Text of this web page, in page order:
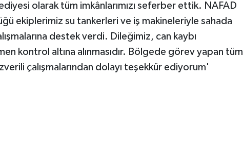
olarak tüm imkânlarımızı seferber ettik. NAFAD
ekiplerimiz su tankerleri ve iş makineleriyle sahada
destek verdi. Dileğimiz, can kaybı
kontrol altına alınmasıdır. Bölgede görev yapan tüm
çalışmalarından dolayı teşekkür ediyorum'